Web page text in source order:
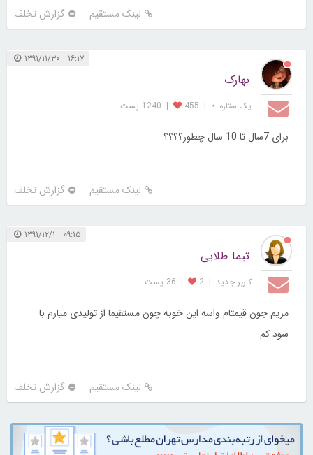
لینک مستقیم گزارش تخلف
۱۶:۱۷ ۱۳۹۱/۱۱/۳۰
بهارک
یک ستاره ⋆ |
455
| 1240 پست
برای 7سال تا 10 سال چطور؟؟؟؟
لینک مستقیم گزارش تخلف
۰۹:۱۵ ۱۳۹۱/۱۲/۱
تیما طلایی
کاربر جديد |
2
| 36 پست
مریم جون قیمتام واسه این خوبه چون مستقیما از تولیدی میارم با
سود کم
لینک مستقیم گزارش تخلف